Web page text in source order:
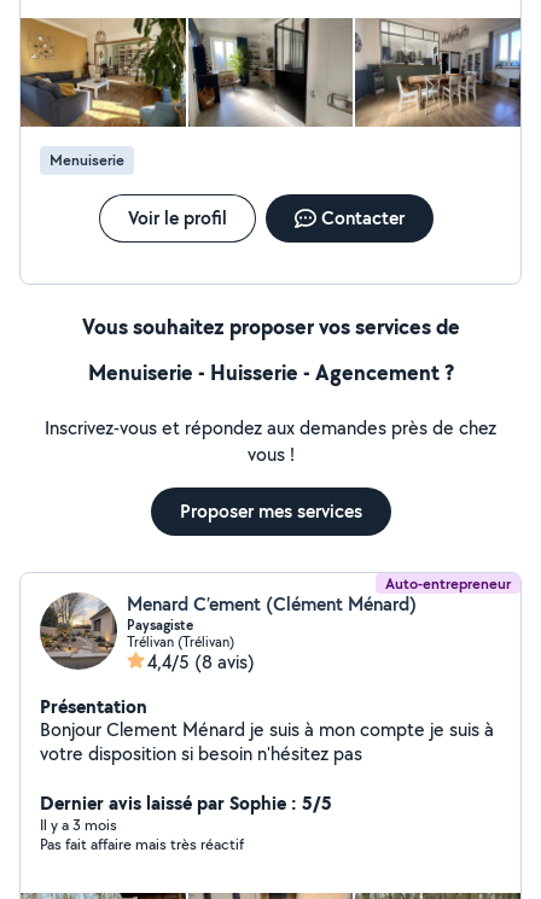
Menuiserie
Voir le profil Contacter
Vous souhaitez proposer vos services de
Menuiserie - Huisserie - Agencement ?
Inscrivez-vous et répondez aux demandes près de chez
vous !
Proposer mes services
Auto-entrepreneur
Menard C’ement (Clément Ménard)
Paysagiste
Trélivan (Trélivan)
4,4/5 (8 avis)
Présentation
Bonjour Clement Ménard je suis à mon compte je suis à
votre disposition si besoin n'hésitez pas
Dernier avis laissé par Sophie : 5/5
Il y a 3 mois
Pas fait affaire mais très réactif